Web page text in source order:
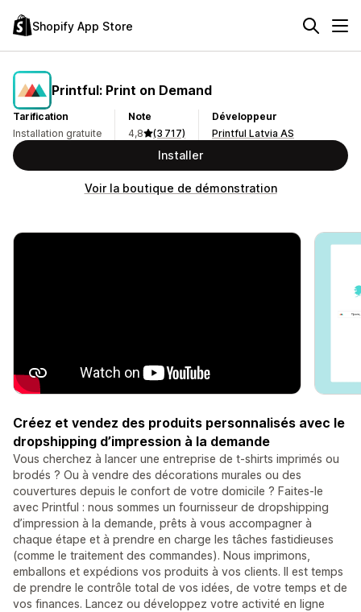
Shopify App Store
Printful: Print on Demand
Tarification
Installation gratuite
Note
4,8
(3 717)
Développeur
Printful Latvia AS
Installer
Voir la boutique de démonstration
Créez et vendez des produits personnalisés avec le
dropshipping d’impression à la demande
Vous cherchez à lancer une entreprise de t-shirts imprimés ou
brodés ? Ou à vendre des décorations murales ou des
couvertures depuis le confort de votre domicile ? Faites-le
avec Printful : nous sommes un fournisseur de dropshipping
d’impression à la demande, prêts à vous accompagner à
chaque étape et à prendre en charge les tâches fastidieuses
(comme le traitement des commandes). Nous imprimons,
emballons et expédions vos produits à vos clients. Il est temps
de prendre le contrôle total de vos idées, de votre temps et de
vos finances. Lancez ou développez votre activité en ligne